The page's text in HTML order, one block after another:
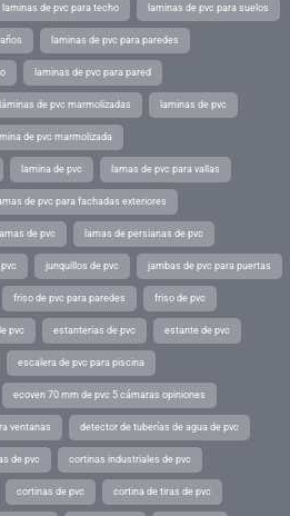
laminas de pvc para techo laminas de pvc para suelos
laminas de pvc para paredes
laminas de pvc para pared
láminas de pvc marmolizadas laminas de pvc
de pvc marmolizada
lamina de pvc lamas de pvc para vallas
de pvc para fachadas exteriores
lamas de pvc lamas de persianas de pvc
junquillos de pvc jambas de pvc para puertas
friso de pvc para paredes friso de pvc
pvc estanterias de pvc estante de pvc
escalera de pvc para piscina
ecoven 70 mm de pvc 5 cámaras opiniones
ventanas detector de tuberías de agua de pvc
de pvc cortinas industriales de pvc
cortinas de pvc cortina de tiras de pvc